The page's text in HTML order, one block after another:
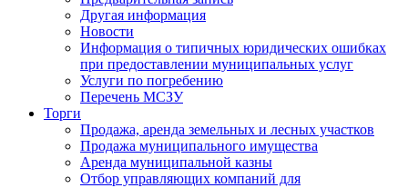
Другая информация
Новости
Информация о типичных юридических ошибках
при предоставлении муниципальных услуг
Услуги по погребению
Перечень МСЗУ
Торги
Продажа, аренда земельных и лесных участков
Продажа муниципального имущества
Аренда муниципальной казны
Отбор управляющих компаний для